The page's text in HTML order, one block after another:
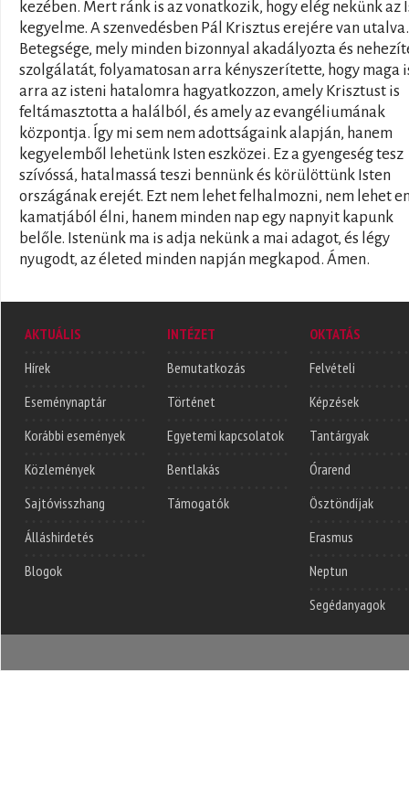
kezében. Mert ránk is az vonatkozik, hogy elég nekünk az
kegyelme. A szenvedésben Pál Krisztus erejére van utalva.
Betegsége, mely minden bizonnyal akadályozta és
szolgálatát, folyamatosan arra kényszerítette, hogy maga
arra az isteni hatalomra hagyatkozzon, amely Krisztust is
feltámasztotta a halálból, és amely az evangéliumának
központja. Így mi sem nem adottságaink alapján, hanem
kegyelemből lehetünk Isten eszközei. Ez a gyengeség tesz
szívóssá, hatalmassá teszi bennünk és körülöttünk Isten
országának erejét. Ezt nem lehet felhalmozni, nem lehet
kamatjából élni, hanem minden nap egy napnyit kapunk
belőle. Istenünk ma is adja nekünk a mai adagot, és légy
nyugodt, az életed minden napján megkapod. Ámen.
AKTUÁLIS
Hírek
Eseménynaptár
Korábbi események
Közlemények
Sajtóvisszhang
Álláshirdetés
Blogok
INTÉZET
Bemutatkozás
Történet
Egyetemi kapcsolatok
Bentlakás
Támogatók
OKTATÁS
Felvételi
Képzések
Tantárgyak
Órarend
Ösztöndíjak
Erasmus
Neptun
Segédanyagok